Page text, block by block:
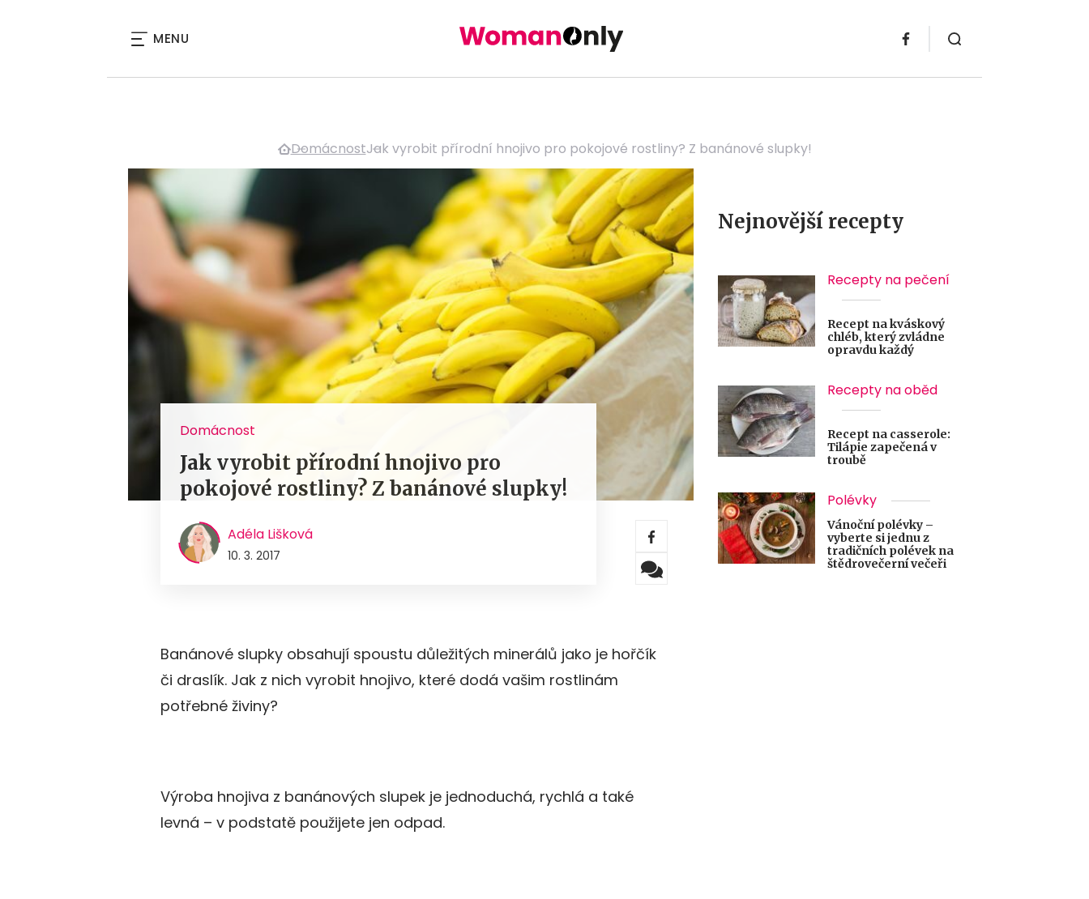
MENU
DomácnostJak vyrobit přírodní hnojivo pro pokojové rostliny? Z banánové slupky!
Domácnost
Jak vyrobit přírodní hnojivo pro
pokojové rostliny? Z banánové slupky!
Adéla Lišková
10. 3. 2017
Banánové slupky obsahují spoustu důležitých minerálů jako je hořčík
či draslík. Jak z nich vyrobit hnojivo, které dodá vašim rostlinám
potřebné živiny?
Výroba hnojiva z banánových slupek je jednoduchá, rychlá a také
levná – v podstatě použijete jen odpad.
Nejnovější recepty
Recepty na pečení
Recept na kváskový
chléb, který zvládne
opravdu každý
Recepty na oběd
Recept na casserole:
Tilápie zapečená v
troubě
Polévky
Vánoční polévky –
vyberte si jednu z
tradičních polévek na
štědrovečerní večeři